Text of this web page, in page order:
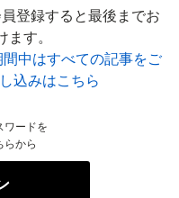
登録すると最後までお
す。
中はすべての記事をご
込みはこちら
ワードを
らから